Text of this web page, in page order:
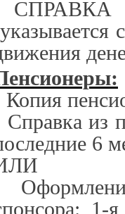
СПРАВКА
Копия
Справка из
6
1-